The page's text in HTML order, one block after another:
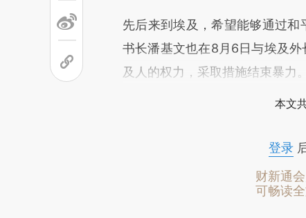
先后来到埃及，希望能够通过
书长潘基文也在8月6日与埃及
及人的权力，采取措施结束暴力。
本文
登录
财新通
可畅读